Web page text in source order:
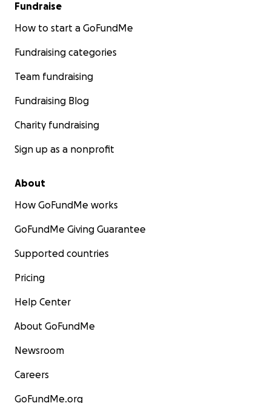
Fundraise
How to start a GoFundMe
Fundraising categories
Team fundraising
Fundraising Blog
Charity fundraising
Sign up as a nonprofit
About
How GoFundMe works
GoFundMe Giving Guarantee
Supported countries
Pricing
Help Center
About GoFundMe
Newsroom
Careers
GoFundMe.org